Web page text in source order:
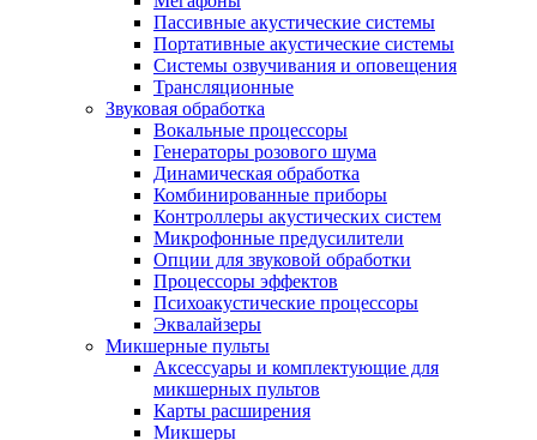
Пассивные акустические системы
Портативные акустические системы
Системы озвучивания и оповещения
Трансляционные
Звуковая обработка
Вокальные процессоры
Генераторы розового шума
Динамическая обработка
Комбинированные приборы
Контроллеры акустических систем
Микрофонные предусилители
Опции для звуковой обработки
Процессоры эффектов
Психоакустические процессоры
Эквалайзеры
Микшерные пульты
Аксессуары и комплектующие для
микшерных пультов
Карты расширения
Микшеры